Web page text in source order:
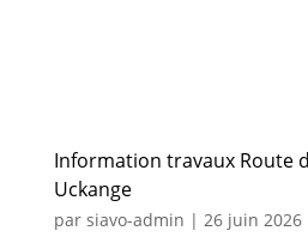
Information travaux Route
Uckange
par siavo-admin | 26 juin 2026